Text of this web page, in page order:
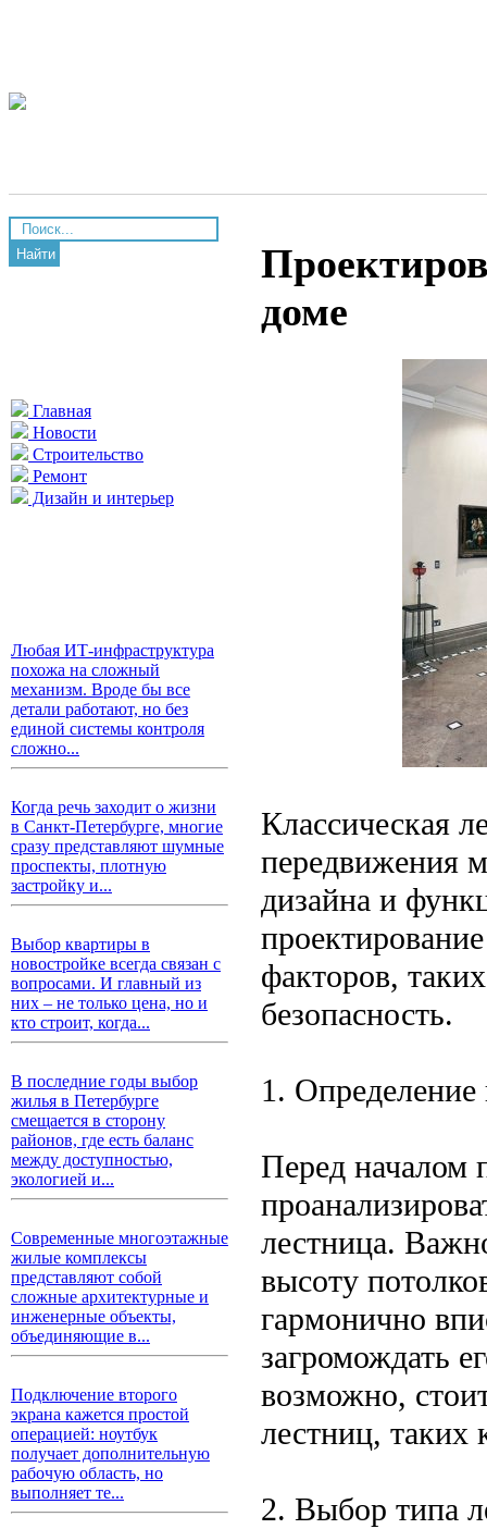
Найти
Главная
Новости
Строительство
Ремонт
Дизайн и интерьер
Любая ИТ-инфраструктура
похожа на сложный
механизм. Вроде бы все
детали работают, но без
единой системы контроля
сложно...
Когда речь заходит о жизни
в Санкт-Петербурге, многие
сразу представляют шумные
проспекты, плотную
застройку и...
Выбор квартиры в
новостройке всегда связан с
вопросами. И главный из
них – не только цена, но и
кто строит, когда...
В последние годы выбор
жилья в Петербурге
смещается в сторону
районов, где есть баланс
между доступностью,
экологией и...
Современные многоэтажные
жилые комплексы
представляют собой
сложные архитектурные и
инженерные объекты,
объединяющие в...
Подключение второго
экрана кажется простой
операцией: ноутбук
получает дополнительную
рабочую область, но
выполняет те...
доме
Классическая
передвижения
дизайна и
факторов,
безопасность.
1. Определение
Перед началом
лестница.
высоту
гармонично
загромождать
возможно,
лестниц, таких
2. Выбор типа